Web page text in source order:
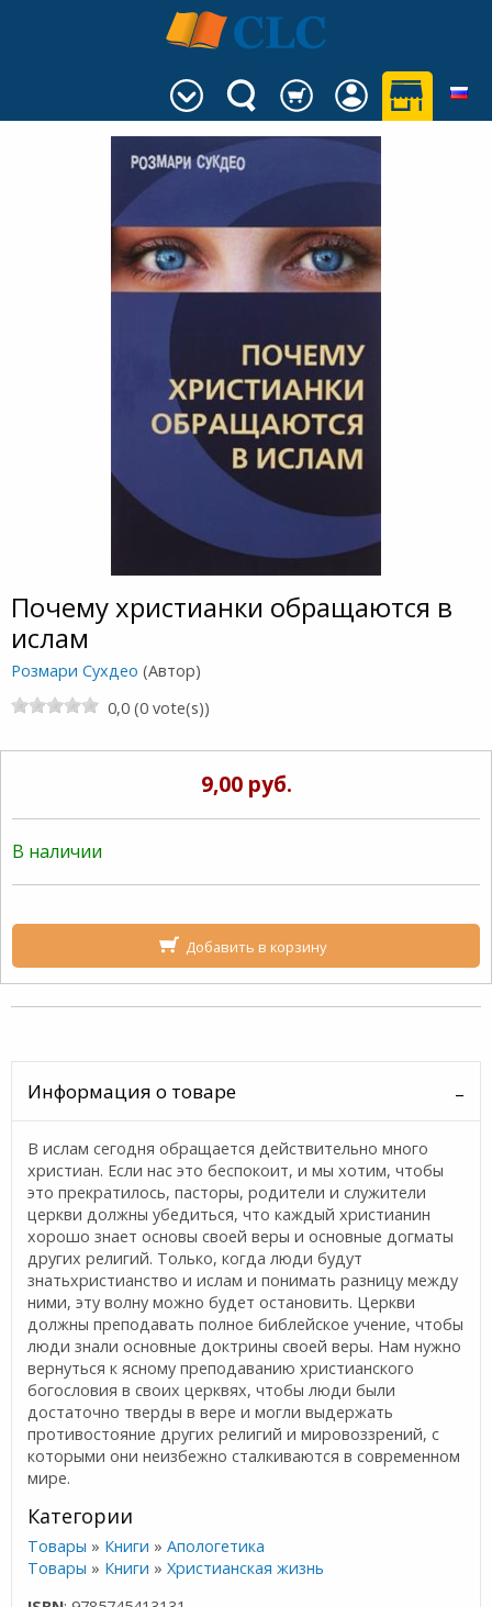
Почему христианки обращаются в
ислам
Розмари Сухдео (Автор)
0,0 (0 vote(s))
9,00 руб.
В наличии
Добавить в корзину
Информация о товаре
В ислам сегодня обращается действительно много
христиан. Если нас это беспокоит, и мы хотим, чтобы
это прекратилось, пасторы, родители и служители
церкви должны убедиться, что каждый христианин
хорошо знает основы своей веры и основные догматы
других религий. Только, когда люди будут
знатьхристианство и ислам и понимать разницу между
ними, эту волну можно будет остановить. Церкви
должны преподавать полное библейское учение, чтобы
люди знали основные доктрины своей веры. Нам нужно
вернуться к ясному преподаванию христианского
богословия в своих церквях, чтобы люди были
достаточно тверды в вере и могли выдержать
противостояние других религий и мировоззрений, с
которыми они неизбежно сталкиваются в современном
мире.
Категории
Товары » Книги »Апологетика
Товары » Книги »Христианская жизнь